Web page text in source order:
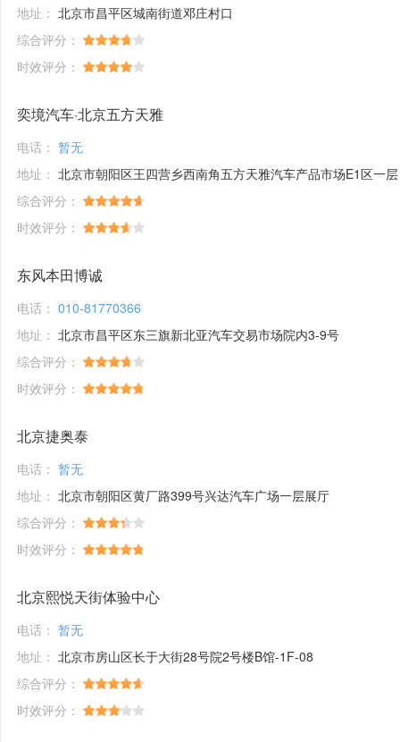
地址： 北京市昌平区城南街道邓庄村口
综合评分：
时效评分：
奕境汽车·北京五方天雅
电话： 暂无
地址： 北京市朝阳区王四营乡西南角五方天雅汽车产品市场E1区一层
综合评分：
时效评分：
东风本田博诚
电话： 010-81770366
地址： 北京市昌平区东三旗新北亚汽车交易市场院内3-9号
综合评分：
时效评分：
北京捷奥泰
电话： 暂无
地址： 北京市朝阳区黄厂路399号兴达汽车广场一层展厅
综合评分：
时效评分：
北京熙悦天街体验中心
电话： 暂无
地址： 北京市房山区长于大街28号院2号楼B馆-1F-08
综合评分：
时效评分：